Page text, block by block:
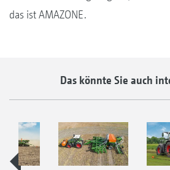
das ist AMAZONE.
Das könnte Sie auch